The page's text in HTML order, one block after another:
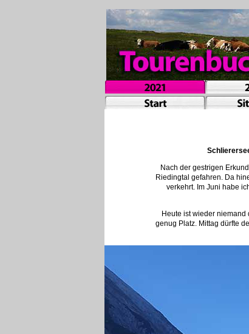
Nach der gestrigen
Riedingtal gefahren. Da
verkehrt. Im Juni habe
Heute ist wieder
genug Platz. Mittag dürfte